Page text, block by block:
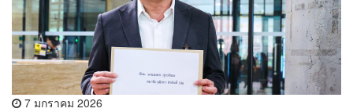
7 มกราคม 2026